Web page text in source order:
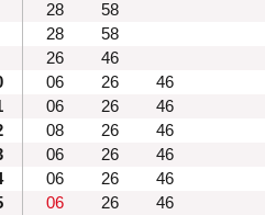
28
58
28
58
26
46
06 26
46
06 26
46
08 26
46
06 26
46
06 26
46
06 26
46